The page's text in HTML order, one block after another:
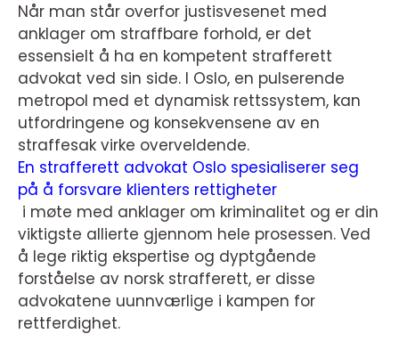
Når man står overfor justisvesenet med
anklager om straffbare forhold, er det
essensielt å ha en kompetent strafferett
advokat ved sin side. I Oslo, en pulserende
metropol med et dynamisk rettssystem, kan
utfordringene og konsekvensene av en
straffesak virke overveldende.
En strafferett advokat Oslo spesialiserer seg
på å forsvare klienters rettigheter
i møte med anklager om kriminalitet og er din
viktigste allierte gjennom hele prosessen. Ved
å lege riktig ekspertise og dyptgående
forståelse av norsk strafferett, er disse
advokatene uunnværlige i kampen for
rettferdighet.